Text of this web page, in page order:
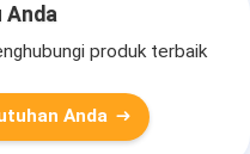
Anda
produk terbaik
Anda